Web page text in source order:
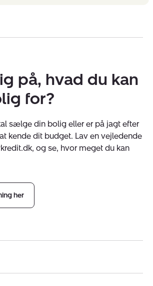
på, hvad du kan
for?
sælge din bolig eller er på jagt efter
kende dit budget. Lav en vejledende
og se, hvor meget du kan
her